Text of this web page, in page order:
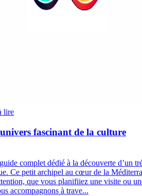
lire
fascinant de la culture
complet dédié à la découverte d’un
Ce petit archipel au cœur de la
que vous planifiiez une visite ou
accompagnons à trave...